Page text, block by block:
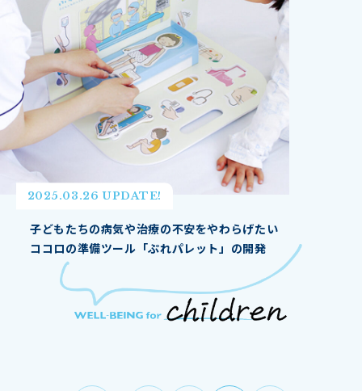
2025.03.26 UPDATE!
子どもたちの病気や治療の不安をやわらげたい
ココロの準備ツール「ぷれパレット」の開発